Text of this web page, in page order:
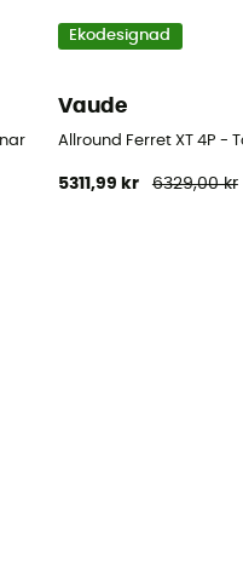
Ekodesignad
Vaude
Allround Ferret XT 4P -
5311,99 kr 6329,00 kr